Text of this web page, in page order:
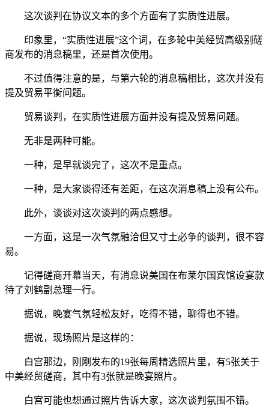
这次谈判在协议文本的多个方面有了实质性进展。
印象里，“实质性进展”这个词，在多轮中美经贸高级别磋
商发布的消息稿里，还是首次使用。
不过值得注意的是，与第六轮的消息稿相比，这次并没有
提及贸易平衡问题。
贸易谈判，在实质性进展方面并没有提及贸易问题。
无非是两种可能。
一种，是早就谈完了，这次不是重点。
一种，是大家谈得还有差距，在这次消息稿上没有公布。
此外，谈谈对这次谈判的两点感想。
一方面，这是一次气氛融洽但又寸土必争的谈判，很不容
易。
记得磋商开幕当天，有消息说美国在布莱尔国宾馆设宴款
待了刘鹤副总理一行。
据说，晚宴气氛轻松友好，吃得不错，聊得也不错。
据说，现场照片是这样的：
白宫那边，刚刚发布的19张每周精选照片里，有5张关于
中美经贸磋商，其中有3张就是晚宴照片。
白宫可能也想通过照片告诉大家，这次谈判氛围不错。